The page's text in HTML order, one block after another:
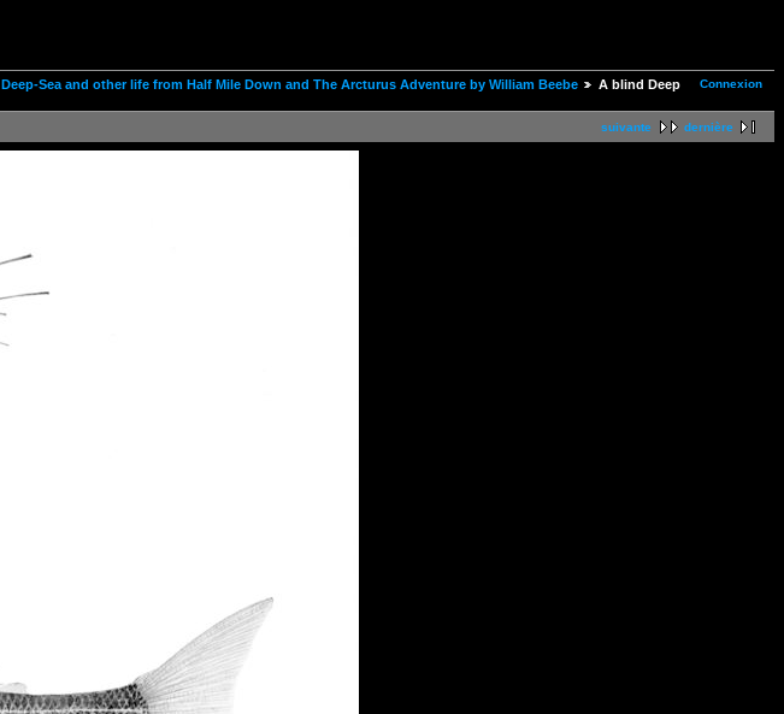
Connexion
Deep-Sea and other life from Half Mile Down and The Arcturus Adventure by William Beebe
A blind Deep
suivante dernière